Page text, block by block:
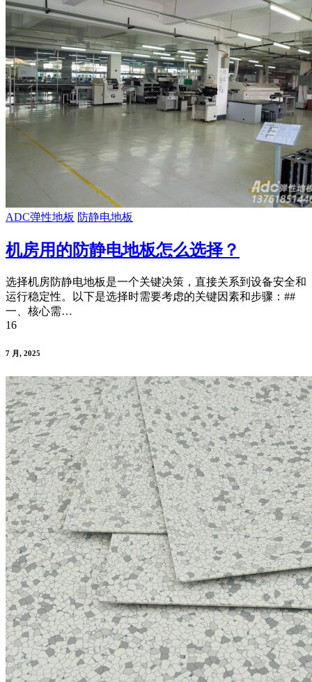
ADC弹性地板 防静电地板
机房用的防静电地板怎么选择？
选择机房防静电地板是一个关键决策，直接关系到设备安全和
运行稳定性。以下是选择时需要考虑的关键因素和步骤：##
一、核心需…
16
7 月, 2025